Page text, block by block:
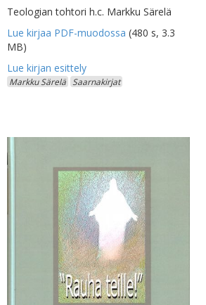
Teologian tohtori h.c. Markku Särelä
Lue kirjaa PDF-muodossa (480 s, 3.3
MB)
Markku Särelä Saarnakirjat